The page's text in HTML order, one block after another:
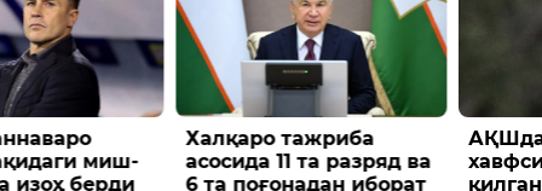
та разряд ва
иборат
АҚШда Трамп
хавфсизлигига таҳдид
қилган шахс қўлга